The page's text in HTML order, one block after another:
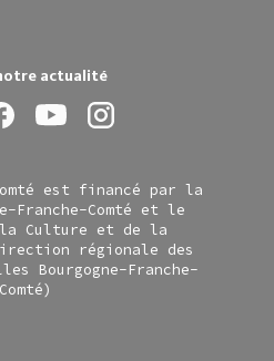
actualité
est financé par la
Franche-Comté et le
Culture et de la
régionale des
Bourgogne-Franche-
Comté)